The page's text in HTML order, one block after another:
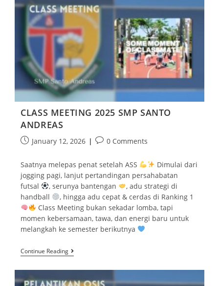
CLASS MEETING 2025 SMP SANTO
ANDREAS
January 12, 2026 0 Comments
Saatnya melepas penat setelah ASS
Dimulai dari
jogging pagi, lanjut pertandingan persahabatan
futsal
, serunya bantengan
, adu strategi di
handball
, hingga adu cepat & cerdas di Ranking 1
Class Meeting bukan sekadar lomba, tapi
momen kebersamaan, tawa, dan energi baru untuk
melangkah ke semester berikutnya
Continue Reading